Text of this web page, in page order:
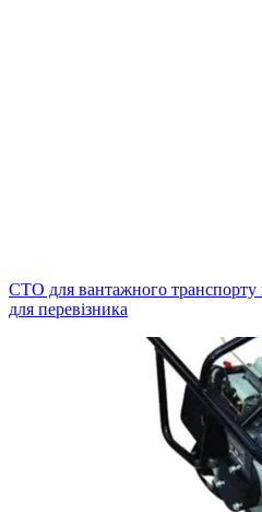
СТО для вантажного транспорту
для перевізника